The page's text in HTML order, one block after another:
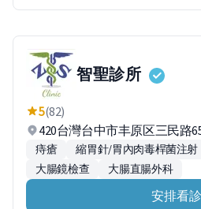
智聖診所
5(82)
420台灣台中市丰原区三民路
痔瘡 縮胃針/胃內肉毒桿菌注射
大腸鏡檢查
大腸直腸外科
安排看診